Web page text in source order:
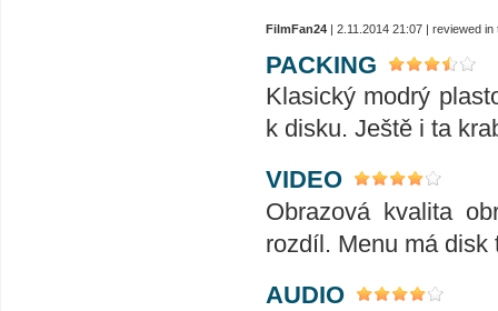
FilmFan24 | 2.11.2014 21:07 | reviewed
PACKING
Klasický modrý
k disku. Ještě i ta
VIDEO
Obrazová kvalita
rozdíl. Menu má disk
AUDIO